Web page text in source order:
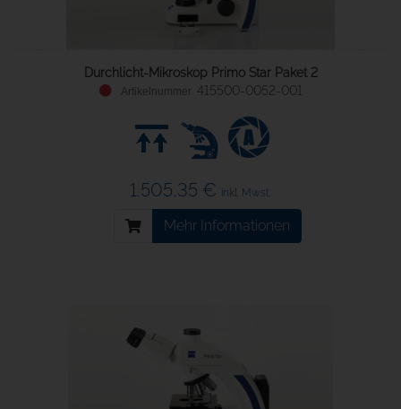
Durchlicht-Mikroskop Primo Star Paket 2
415500-0052-001
1.505,35 € inkl. Mwst.
Mehr Informationen